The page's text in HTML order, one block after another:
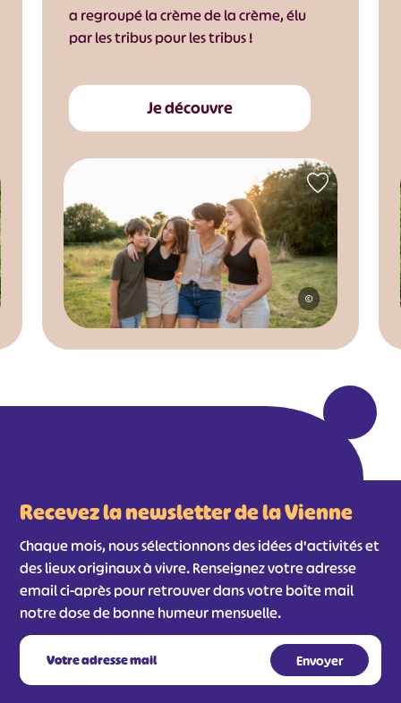
a regroupé la crème de la crème, élu
par les tribus pour les tribus !
Je découvre
©
Recevez la newsletter de la Vienne
Chaque mois, nous sélectionnons des idées d'activités et
des lieux originaux à vivre. Renseignez votre adresse
email ci-après pour retrouver dans votre boîte mail
notre dose de bonne humeur mensuelle.